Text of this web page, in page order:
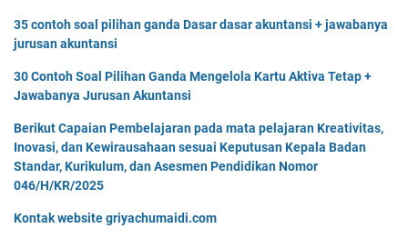
35 contoh soal pilihan ganda Dasar dasar akuntansi + jawabanya
jurusan akuntansi
30 Contoh Soal Pilihan Ganda Mengelola Kartu Aktiva Tetap +
Jawabanya Jurusan Akuntansi
Berikut Capaian Pembelajaran pada mata pelajaran Kreativitas,
Inovasi, dan Kewirausahaan sesuai Keputusan Kepala Badan
Standar, Kurikulum, dan Asesmen Pendidikan Nomor
046/H/KR/2025
Kontak website griyachumaidi.com